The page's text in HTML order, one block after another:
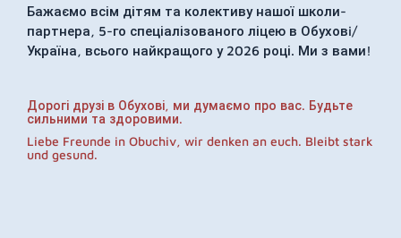
Бажаємо всім дітям та колективу нашої школи-
партнера, 5-го спеціалізованого ліцею в Обуховi/
Україна, всього найкращого у 2026 році. Ми з вами!
Дорогі друзі в Обухові, ми думаємо про вас. Будьте
сильними та здоровими.
Liebe Freunde in Obuchiv, wir denken an euch. Bleibt stark
und gesund.